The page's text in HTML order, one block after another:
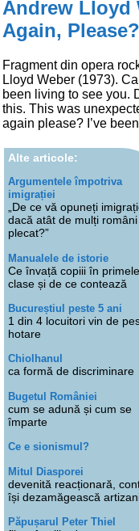
Andrew Lloyd
Again, Please?
Fragment din opera
Lloyd Weber (1973).
been living to see you.
this. This was
again please? I’ve
Alte articole:
Argumentele împotriva
imigrației
„De ce vă opuneți
dacă atât de mulți români
plecat?”
Manualele de istorie
Ce învață copiii în
clase și de ce contează
Bucureștiul peste 5 ani
1 din 4 locuitori vin de
hotare
Chiolhanul
ca formă de discriminare
Bugetul României
cum se adună și cum se
împarte
Ce e sionismul?
Mitul Diasporei
devenită reacționară,
își dezamăgească
Păpușarul Peter Thiel